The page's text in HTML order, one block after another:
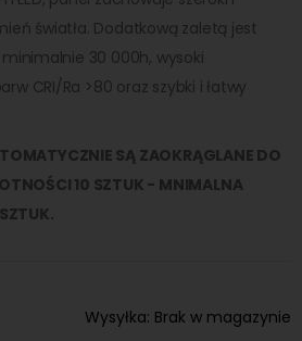
światła. Dodatkową zaletą jest
30 000h, wysoki
CRI/Ra >80 oraz szybki i łatwy
SĄ ZAOKRĄGLANE DO
10 SZTUK - MNIMALNA
Wysyłka: Brak w magazynie